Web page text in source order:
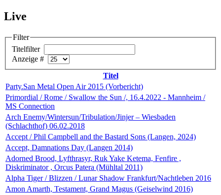
Live
Filter
Titelfilter
Anzeige #
Titel
Party.San Metal Open Air 2015 (Vorbericht)
Primordial / Rome / Swallow the Sun /, 16.4.2022 - Mannheim /
MS Connection
Arch Enemy/Wintersun/Tribulation/Jinjer – Wiesbaden
(Schlachthof) 06.02.2018
Accept / Phil Campbell and the Bastard Sons (Langen, 2024)
Accept, Damnations Day (Langen 2014)
Adorned Brood, Lyfthrasyr, Ruk Yake Ketema, Fenfire ,
Diskriminator , Orcus Patera (Mühltal 2011)
Alpha Tiger / Blizzen / Lunar Shadow Frankfurt/Nachtleben 2016
Amon Amarth, Testament, Grand Magus (Geiselwind 2016)